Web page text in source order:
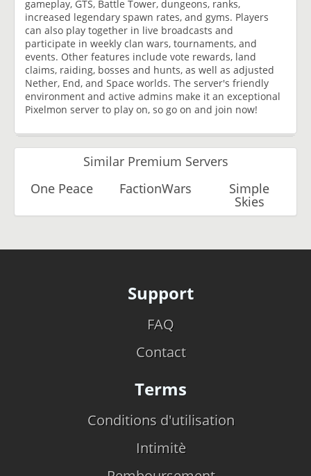
gameplay, GTS, Battle Tower, dungeons, ranks,
increased legendary spawn rates, and gyms. Players
can also play together in live broadcasts and
participate in weekly clan wars, tournaments, and
events. Other features include vote rewards, land
claims, raiding, bosses and hunts, as well as adjusted
Nether, End, and Space worlds. The server's friendly
environment and active admins make it an exceptional
Pixelmon server to play on, so go on and join now!
Similar Premium Servers
One Peace
FactionWars Simple
Skies
Support
FAQ
Contact
Terms
Conditions d'utilisation
Intimitè